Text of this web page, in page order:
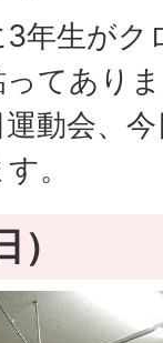
年生がク
てあり
動会、
。